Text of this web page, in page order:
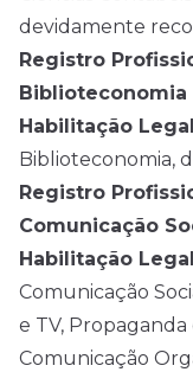
devidamente
Registro
Biblioteconomia
Habilitação
Biblioteconomia,
Registro
Comunicação
Habilitação
Comunicação
e TV,
Comunicação